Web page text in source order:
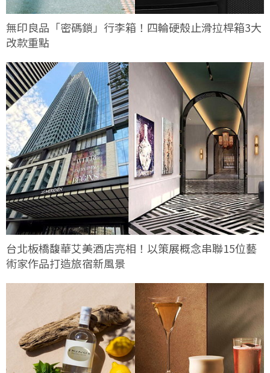
無印良品「密碼鎖」行李箱！四輪硬殼止滑拉桿箱3大
改款重點
台北板橋馥華艾美酒店亮相！以策展概念串聯15位藝
術家作品打造旅宿新風景